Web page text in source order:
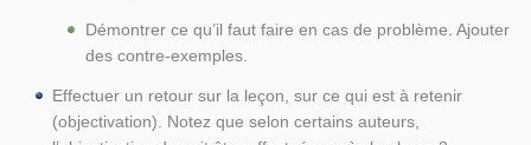
Démontrer ce qu’il faut faire en cas de problème. Ajouter
des contre-exemples.
Effectuer un retour sur la leçon, sur ce qui est à retenir
(objectivation). Notez que selon certains auteurs,